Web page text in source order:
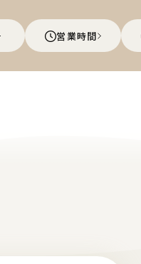
営業時間